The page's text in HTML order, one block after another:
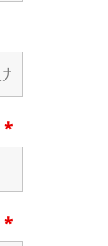
*
*